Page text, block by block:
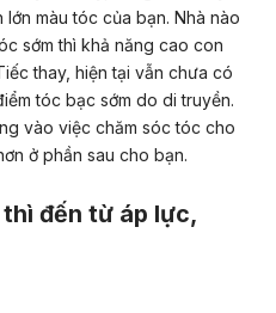
màu tóc của bạn. Nhà nào
sớm thì khả năng cao con
thay, hiện tại vẫn chưa có
tóc bạc sớm do di truyền.
vào việc chăm sóc tóc cho
ở phần sau cho bạn.
đến từ áp lực,